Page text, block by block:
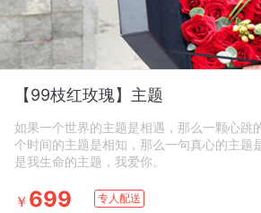
【99枝红玫瑰】主题
如果一个世界的主题是相遇，那么一颗心跳
个时间的主题是相知，那么一句真心的主题
是我生命的主题，我爱你。
￥ 699 专人配送